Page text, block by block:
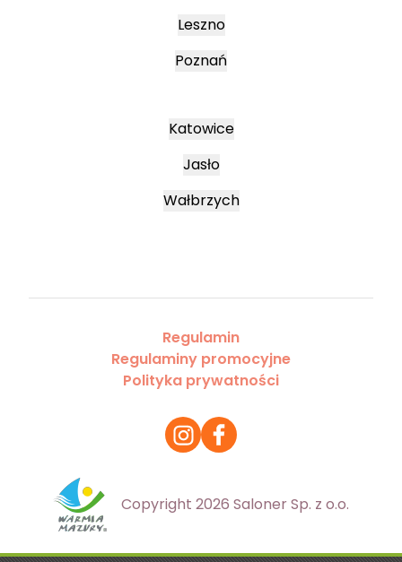
Leszno
Poznań
Katowice
Jasło
Wałbrzych
Regulamin
Regulaminy promocyjne
Polityka prywatności
Copyright 2026 Saloner Sp. z o.o.